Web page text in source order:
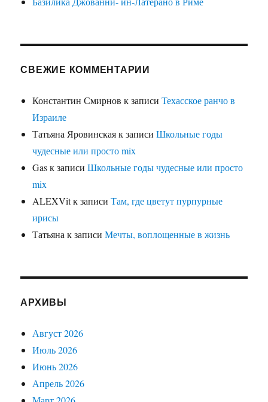
СВЕЖИЕ КОММЕНТАРИИ
Константин Смирнов к записиТехасское ранчо в
Израиле
Татьяна Яровинскаяк записиШкольные годы
чудесные или просто mix
Gasк записиШкольные годы чудесные или просто
mix
ALEXVitк записиТам, где цветут пурпурные
ирисы
Татьяна к записиМечты, воплощенные в жизнь
АРХИВЫ
Август 2026
Июль 2026
Июнь 2026
Апрель 2026